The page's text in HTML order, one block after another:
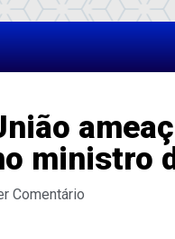
ministro
Comentário